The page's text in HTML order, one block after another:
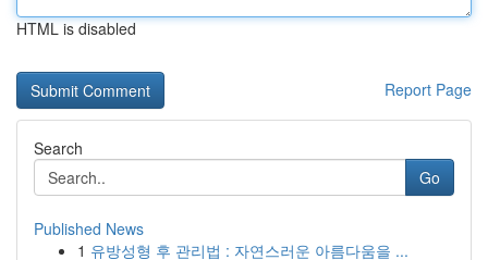
HTML is disabled
Report Page
Search
Go
Published News
1 유방성형 후 관리법 : 자연스러운 아름다움을 ...